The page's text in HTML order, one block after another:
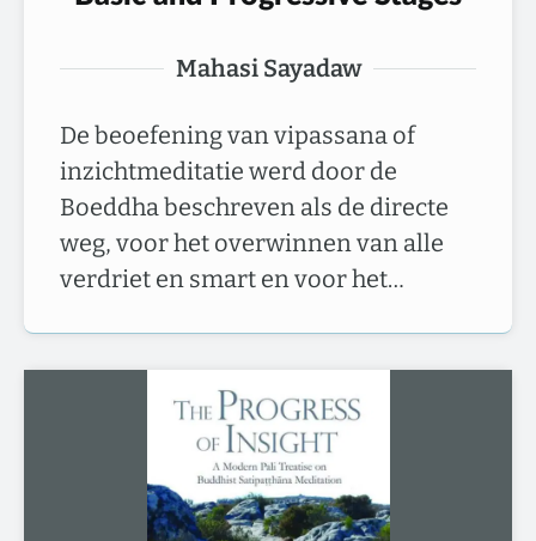
Mahasi Sayadaw
De beoefening van vipassana of
inzichtmeditatie werd door de
Boeddha beschreven als de directe
weg, voor het overwinnen van alle
verdriet en smart en voor het…